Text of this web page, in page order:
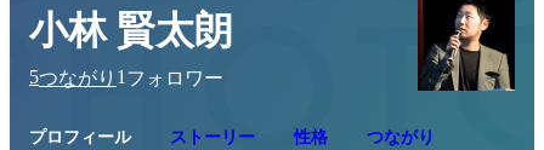
小林 賢太朗
5つながり 1 フォロワー
プロフィール ストーリー 性格 つながり